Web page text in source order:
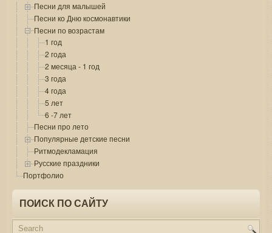
Песни для малышей
Песни ко Дню космонавтики
Песни по возрастам
1 год
2 года
2 месяца - 1 год
3 года
4 года
5 лет
6 -7 лет
Песни про лето
Популярные детские песни
Ритмодекламация
Русские праздники
Портфолио
ПОИСК ПО САЙТУ